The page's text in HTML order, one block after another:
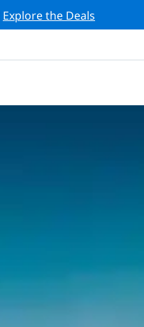
Explore the Deals